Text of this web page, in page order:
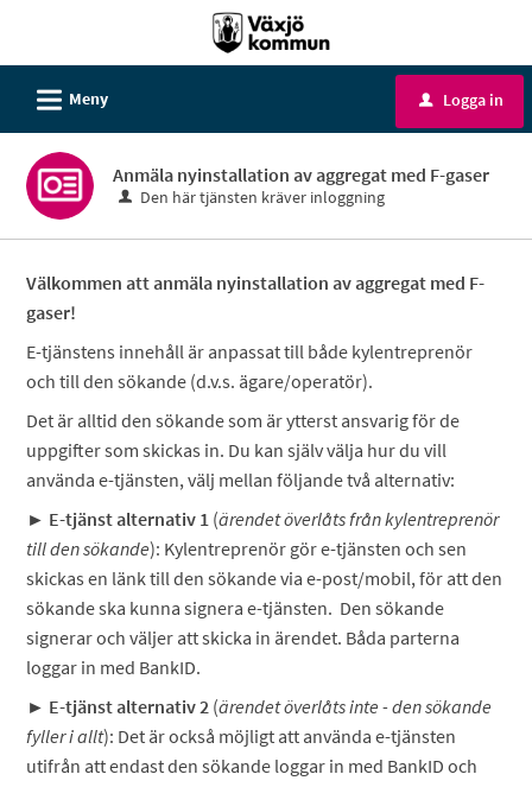
tjänster
Växjö
kommun
L Meny u Logga in
Anmäla nyinstallation av aggregat med F-gaser
Den här tjänsten kräver inloggning
Välkommen att anmäla nyinstallation av aggregat med F-
gaser!
E-tjänstens innehåll är anpassat till både kylentreprenör
och till den sökande (d.v.s. ägare/operatör).
Det är alltid den sökande som är ytterst ansvarig för de
uppgifter som skickas in. Du kan själv välja hur du vill
använda e-tjänsten, välj mellan följande två alternativ:
► E-tjänst alternativ 1 (ärendet överlåts från kylentreprenör
till den sökande): Kylentreprenör gör e-tjänsten och sen
skickas en länk till den sökande via e-post/mobil, för att den
sökande ska kunna signera e-tjänsten. Den sökande
signerar och väljer att skicka in ärendet. Båda parterna
loggar in med BankID.
► E-tjänst alternativ 2 (ärendet överlåts inte - den sökande
fyller i allt): Det är också möjligt att använda e-tjänsten
utifrån att endast den sökande loggar in med BankID och